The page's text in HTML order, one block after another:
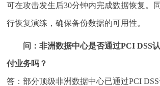
可在攻击发生后30分钟内完成数据恢复。
行恢复演练，确保备份数据的可用性。
问：非洲数据中心是否通过PCI DSS
付业务吗？
答：部分顶级非洲数据中心已通过PCI